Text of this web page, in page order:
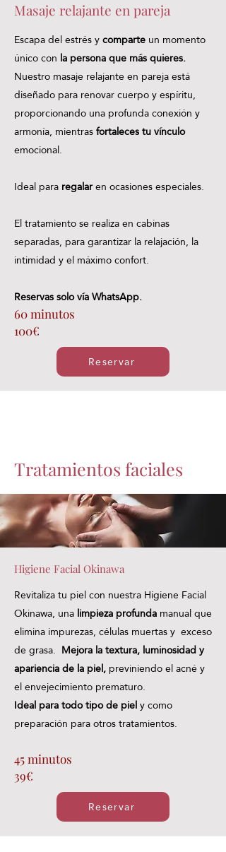
Masaje relajante en pareja
Escapa del estrés ycomparteun momento
único con la persona que más quieres.
Nuestro masaje relajante en pareja está
diseñado para renovar cuerpo y espíritu,
proporcionando una profunda conexión y
armonía, mientrasfortaleces tu vínculo
emocional.
Ideal pararegalaren ocasiones especiales.
El tratamiento se realiza en cabinas
separadas, para garantizar la relajación, la
intimidad y el máximo confort.
Reservas solo vía WhatsApp.
60 minutos
100€
Reservar
Tratamientos faciales
Higiene Facial Okinawa
Revitaliza tu piel con nuestra Higiene Facial
Okinawa, unalimpieza profundamanual que
elimina impurezas, células muertas y exceso
de grasa. Mejora la textura, luminosidad y
apariencia de la piel,previniendo el acné y
el envejecimiento prematuro.
Ideal para todo tipo de piely como
preparación para otros tratamientos.
45 minutos
39€
Reservar